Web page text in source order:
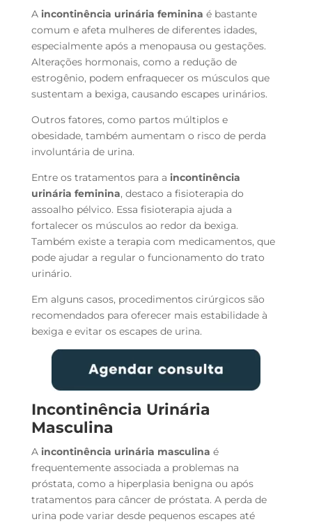
A incontinência urinária feminina é bastante
comum e afeta mulheres de diferentes idades,
especialmente após a menopausa ou gestações.
Alterações hormonais, como a redução de
estrogênio, podem enfraquecer os músculos que
sustentam a bexiga, causando escapes urinários.
Outros fatores, como partos múltiplos e
obesidade, também aumentam o risco de perda
involuntária de urina.
Entre os tratamentos para a incontinência
urinária feminina, destaco a fisioterapia do
assoalho pélvico. Essa fisioterapia ajuda a
fortalecer os músculos ao redor da bexiga.
Também existe a terapia com medicamentos, que
pode ajudar a regular o funcionamento do trato
urinário.
Em alguns casos, procedimentos cirúrgicos são
recomendados para oferecer mais estabilidade à
bexiga e evitar os escapes de urina.
Incontinência Urinária
Masculina
A incontinência urinária masculina é
frequentemente associada a problemas na
próstata, como a hiperplasia benigna ou após
tratamentos para câncer de próstata. A perda de
urina pode variar desde pequenos escapes até